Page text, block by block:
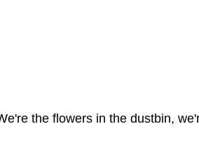
the flowers in the dustbin,